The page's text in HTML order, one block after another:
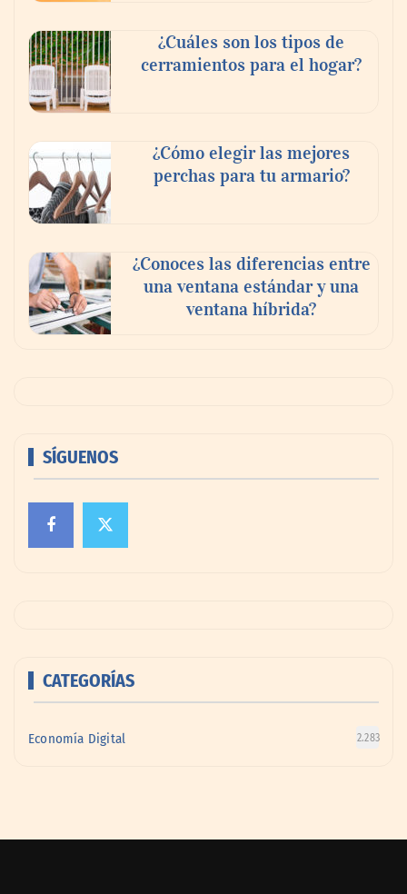
¿Cuáles son los tipos de
cerramientos para el hogar?
¿Cómo elegir las mejores
perchas para tu armario?
¿Conoces las diferencias entre
una ventana estándar y una
ventana híbrida?
SÍGUENOS
CATEGORÍAS
Economía Digital 2.283